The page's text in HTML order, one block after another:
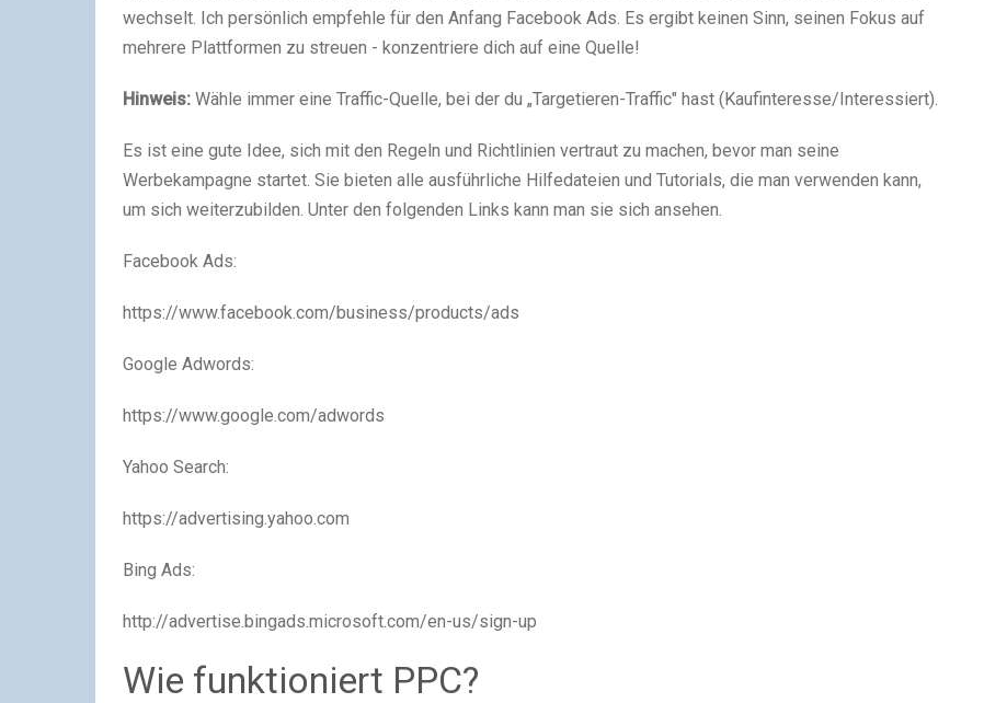
wechselt. Ich persönlich empfehle für den Anfang Facebook Ads. Es ergibt keinen Sinn, seinen Fokus auf
mehrere Plattformen zu streuen - konzentriere dich auf eine Quelle!
Hinweis: Wähle immer eine Traffic-Quelle, bei der du „Targetieren-Traffic" hast (Kaufinteresse/Interessiert).
Es ist eine gute Idee, sich mit den Regeln und Richtlinien vertraut zu machen, bevor man seine
Werbekampagne startet. Sie bieten alle ausführliche Hilfedateien und Tutorials, die man verwenden kann,
um sich weiterzubilden. Unter den folgenden Links kann man sie sich ansehen.
Facebook Ads:
https://www.facebook.com/business/products/ads
Google Adwords:
https://www.google.com/adwords
Yahoo Search:
https://advertising.yahoo.com
Bing Ads:
http://advertise.bingads.microsoft.com/en-us/sign-up
Wie funktioniert PPC?